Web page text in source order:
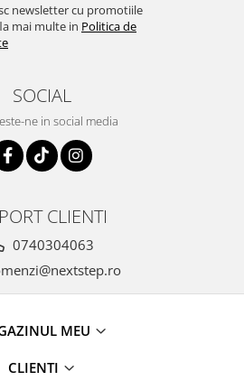
newsletter cu promotiile
mai multe in Politica de
SOCIAL
ne in social media
CLIENTI
0740304063
MEU
CLIENTI